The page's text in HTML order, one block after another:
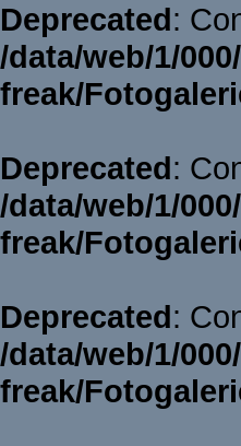
Deprecated:
/data/web/1/
freak/
Deprecated:
/data/web/1/
freak/
Deprecated:
/data/web/1/
freak/